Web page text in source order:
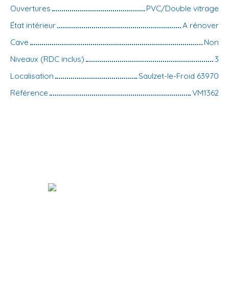
Ouvertures
PVC/Double vitrage
État intérieur
A rénover
Cave
Non
Niveaux (RDC inclus)
3
Localisation
Saulzet-le-Froid 63970
Référence
VM1362